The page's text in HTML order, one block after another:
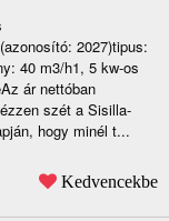
2027)tipus:
40 m3/h1, 5 kw-os
ár nettóban
szét a Sisilla-
hogy minél t...
Kedvencekbe